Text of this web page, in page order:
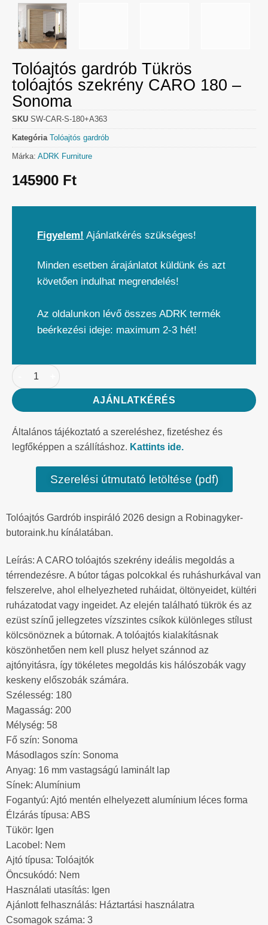
Tolóajtós gardrób Tükrös
tolóajtós szekrény CARO 180 –
Sonoma
SKU SW-CAR-S-180+A363
Kategória Tolóajtós gardrób
Márka: ADRK Furniture
145900 Ft
Figyelem! Ajánlatkérés szükséges!
Minden esetben árajánlatot küldünk és azt
követően indulhat megrendelés!
Az oldalunkon lévő összes ADRK termék
beérkezési ideje: maximum 2-3 hét!
AJÁNLATKÉRÉS
Általános tájékoztató a szereléshez, fizetéshez és
legfőképpen a szállításhoz. Kattints ide.
Szerelési útmutató letöltése (pdf)
Tolóajtós Gardrób inspiráló 2026 design a Robinagyker-
butoraink.hu kínálatában.
Leírás: A CARO tolóajtós szekrény ideális megoldás a
térrendezésre. A bútor tágas polcokkal és ruháshurkával van
felszerelve, ahol elhelyezheted ruháidat, öltönyeidet, kültéri
ruházatodat vagy ingeidet. Az elején található tükrök és az
ezüst színű jellegzetes vízszintes csíkok különleges stílust
kölcsönöznek a bútornak. A tolóajtós kialakításnak
köszönhetően nem kell plusz helyet szánnod az
ajtónyitásra, így tökéletes megoldás kis hálószobák vagy
keskeny előszobák számára.
Szélesség: 180
Magasság: 200
Mélység: 58
Fő szín: Sonoma
Másodlagos szín: Sonoma
Anyag: 16 mm vastagságú laminált lap
Sínek: Alumínium
Fogantyú: Ajtó mentén elhelyezett alumínium léces forma
Élzárás típusa: ABS
Tükör: Igen
Lacobel: Nem
Ajtó típusa: Tolóajtók
Öncsukódó: Nem
Használati utasítás: Igen
Ajánlott felhasználás: Háztartási használatra
Csomagok száma: 3